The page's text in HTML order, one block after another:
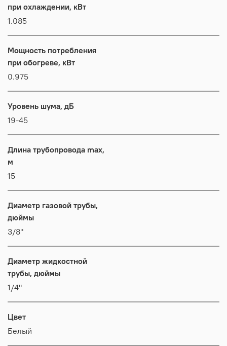
при охлаждении, кВт
1.085
Мощность потребления
при обогреве, кВт
0.975
Уровень шума, дБ
19-45
Длина трубопровода max,
м
15
Диаметр газовой трубы,
дюймы
3/8"
Диаметр жидкостной
трубы, дюймы
1/4"
Цвет
Белый